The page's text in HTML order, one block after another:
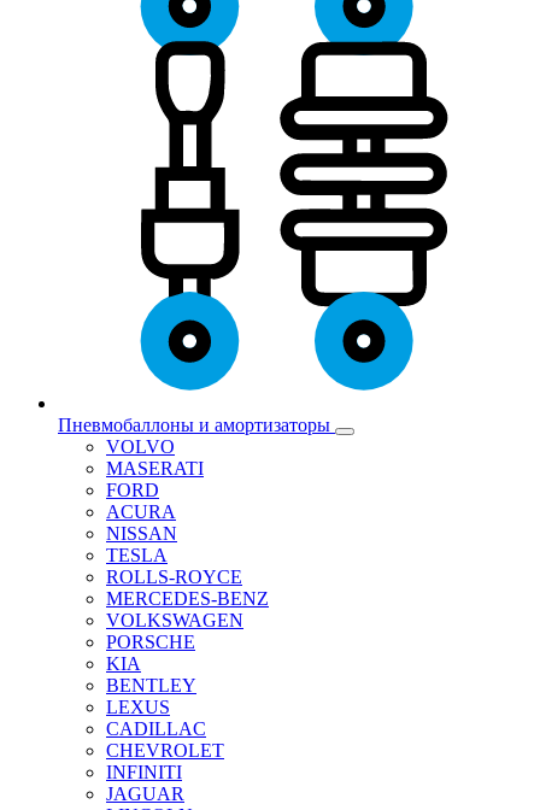
Пневмобаллоны и амортизаторы
VOLVO
MASERATI
FORD
ACURA
NISSAN
TESLA
ROLLS-ROYCE
MERCEDES-BENZ
VOLKSWAGEN
PORSCHE
KIA
BENTLEY
LEXUS
CADILLAC
CHEVROLET
INFINITI
JAGUAR